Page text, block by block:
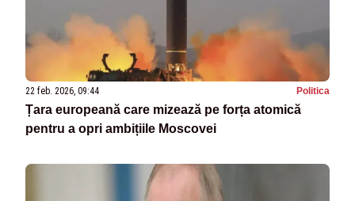
22 feb. 2026, 09:44 Politica
Țara europeană care mizează pe forța atomică
pentru a opri ambițiile Moscovei